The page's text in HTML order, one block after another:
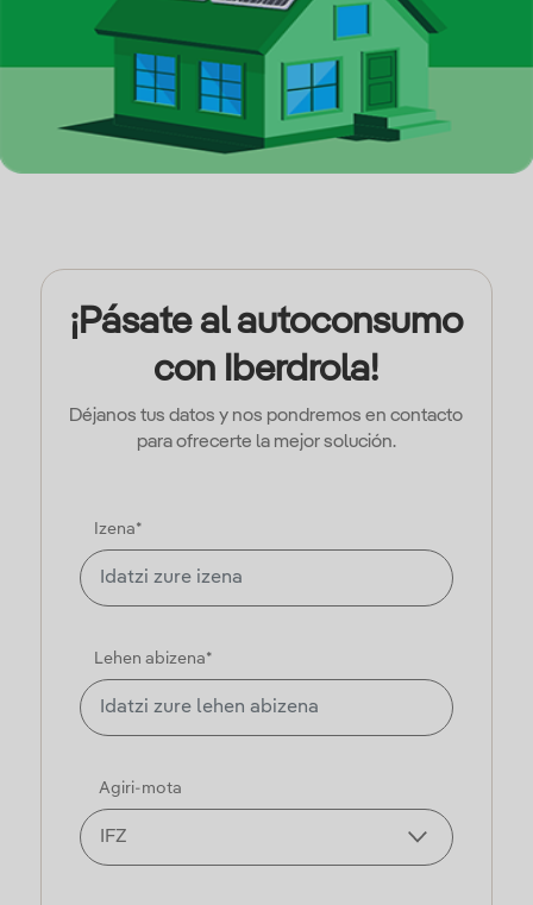
¡Pásate al autoconsumo
con Iberdrola!
Déjanos tus datos y nos pondremos en contacto
para ofrecerte la mejor solución.
Izena*
Lehen abizena*
Agiri-mota